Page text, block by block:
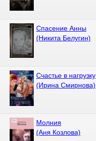
Спасение Анны
(Никита Белугин)
Счастье в нагрузку
(Ирина Смирнова)
Молния
(Аня Козлова)